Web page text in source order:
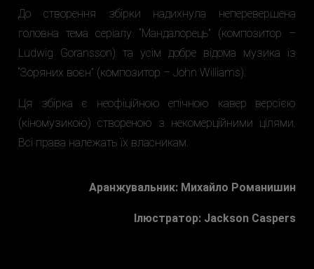
До створення збірки надихнула неперевершена
головна тема серіалу “Мандалорець” (композитор –
Ludwig Goransson) та усім добре відома музика із
“Зоряних воєн” (композитор – John Williams).
Ця збірка є неофіційною епічною кавер версією
(кіномузикою) створеною з некомерційними цілями.
Всі права належать їх власникам.
Аранжувальник: Михайло Романишин
Ілюстратор: Jackson Caspers